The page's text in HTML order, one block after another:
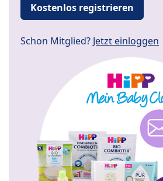
Kostenlos registrieren
Schon Mitglied? Jetzt einloggen